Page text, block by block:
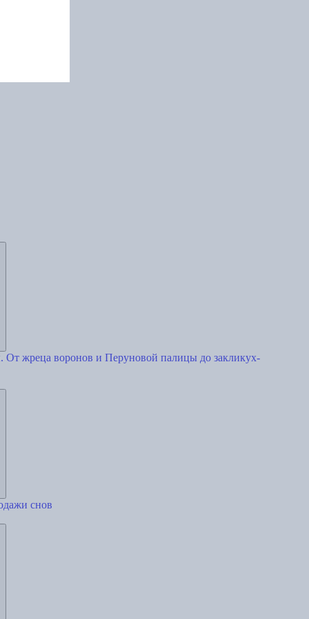
От жреца воронов и Перуновой палицы до закликух-
снов